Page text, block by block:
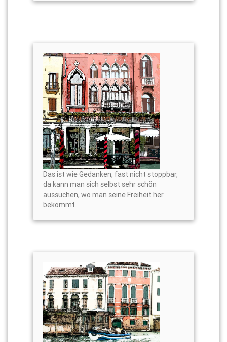
Das ist wie Gedanken, fast nicht stoppbar,
da kann man sich selbst sehr schön
aussuchen, wo man seine Freiheit her
bekommt.